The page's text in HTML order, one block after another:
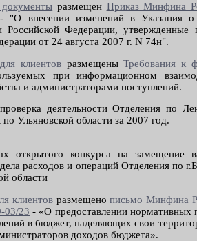
размещен Приказ Минфина
- "О внесении изменений в Указания о
Федерации, утвержденные
от 24 августа 2007 г. N 74н".
клиентовразмещеныТребования к
при информационном
и администраторами поступлений.
деятельности Отделения по
Ульяновской области за 2007 год.
открытого конкурса на замещение
расходов и операций Отделения по
области
клиентов размещенописьмо Минфина
03/23 - «О предоставлении нормативных
в бюджет, наделяющих свои
доходов бюджета».